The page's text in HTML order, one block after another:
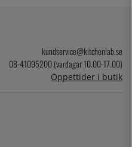
kundservice@kitchenlab.se
08-41095200 (vardagar 10.00-17.00)
Öppettider i butik